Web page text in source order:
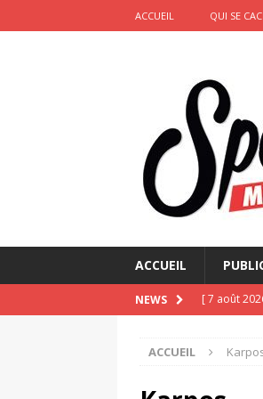
ACCUEIL QUI SE
ACCUEIL
NEWS [ 7 août
[ 6 août
ACCUEIL